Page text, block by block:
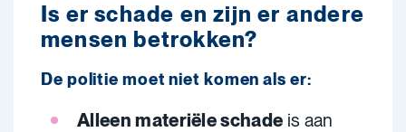
Is er schade en zijn er andere
mensen betrokken?
De politie moet niet komen als er:
Alleen materiële schade is aan